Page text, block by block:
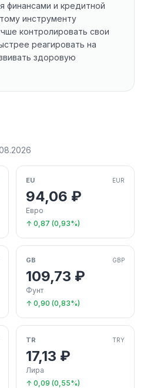
финансами и кредитной
инструменту
контролировать свои
реагировать на
здоровую
EU EUR
94,06 ₽
Евро
↑ 0,87 (0,93%)
GB GBP
109,73 ₽
Фунт
↑ 0,90 (0,83%)
TR TRY
17,13 ₽
Лира
↑ 0,09 (0,55%)